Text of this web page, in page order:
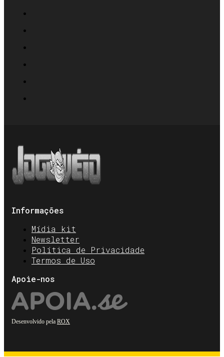
Informações
Mídia kit
Newsletter
Política de Privacidade
Termos de Uso
Apoie-nos
Desenvolvido pela ROX